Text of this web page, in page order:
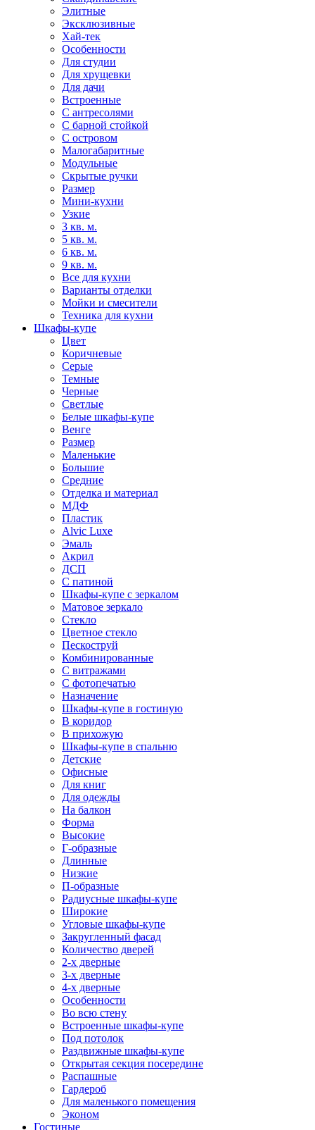
Элитные
Эксклюзивные
Хай-тек
Особенности
Для студии
Для хрущевки
Для дачи
Встроенные
С антресолями
С барной стойкой
С островом
Малогабаритные
Модульные
Скрытые ручки
Размер
Мини-кухни
Узкие
3 кв. м.
5 кв. м.
6 кв. м.
9 кв. м.
Все для кухни
Варианты отделки
Мойки и смесители
Техника для кухни
Шкафы-купе
Цвет
Коричневые
Серые
Темные
Черные
Светлые
Белые шкафы-купе
Венге
Размер
Маленькие
Большие
Средние
Отделка и материал
МДФ
Пластик
Alvic Luxe
Эмаль
Акрил
ДСП
С патиной
Шкафы-купе с зеркалом
Матовое зеркало
Стекло
Цветное стекло
Пескоструй
Комбинированные
С витражами
С фотопечатью
Назначение
Шкафы-купе в гостиную
В коридор
В прихожую
Шкафы-купе в спальню
Детские
Офисные
Для книг
Для одежды
На балкон
Форма
Высокие
Г-образные
Длинные
Низкие
П-образные
Радиусные шкафы-купе
Широкие
Угловые шкафы-купе
Закругленный фасад
Количество дверей
2-х дверные
3-х дверные
4-х дверные
Особенности
Во всю стену
Встроенные шкафы-купе
Под потолок
Раздвижные шкафы-купе
Открытая секция посередине
Распашные
Гардероб
Для маленького помещения
Эконом
Гостиные